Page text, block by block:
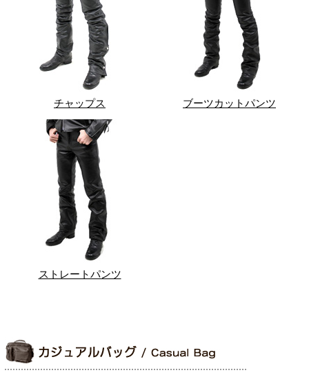
チャップス ブーツカットパンツ
ストレートパンツ